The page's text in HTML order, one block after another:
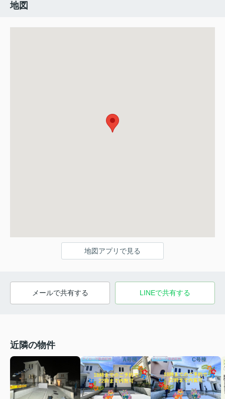
地図
地図アプリで見る
メールで共有する LINEで共有する
近隣の物件